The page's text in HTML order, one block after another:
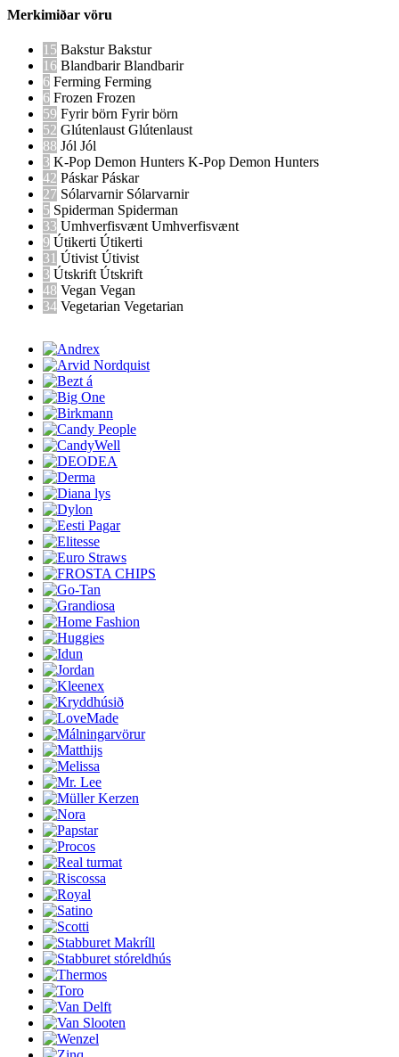
Merkimiðar vöru
15 BaksturBakstur
16 BlandbarirBlandbarir
6 Ferming Ferming
6 Frozen Frozen
59 Fyrir börn Fyrir börn
52 Glútenlaust Glútenlaust
88 Jól Jól
3 K-Pop Demon Hunters K-Pop Demon Hunters
42 PáskarPáskar
27 Sólarvarnir Sólarvarnir
5 Spiderman Spiderman
33 Umhverfisvænt Umhverfisvænt
9 Útikerti Útikerti
31 Útivist Útivist
3 Útskrift Útskrift
48 Vegan Vegan
34 Vegetarian Vegetarian